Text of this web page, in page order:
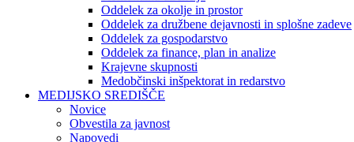
Oddelek za okolje in prostor
Oddelek za družbene dejavnosti in splošne zadeve
Oddelek za gospodarstvo
Oddelek za finance, plan in analize
Krajevne skupnosti
Medobčinski inšpektorat in redarstvo
MEDIJSKO SREDIŠČE
Novice
Obvestila za javnost
Napovedi